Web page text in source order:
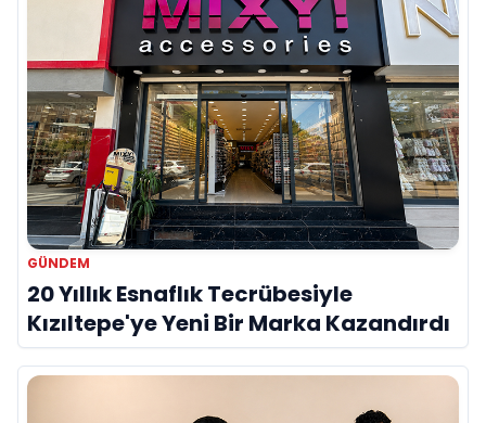
GÜNDEM
20 Yıllık Esnaflık Tecrübesiyle
Kızıltepe'ye Yeni Bir Marka Kazandırdı